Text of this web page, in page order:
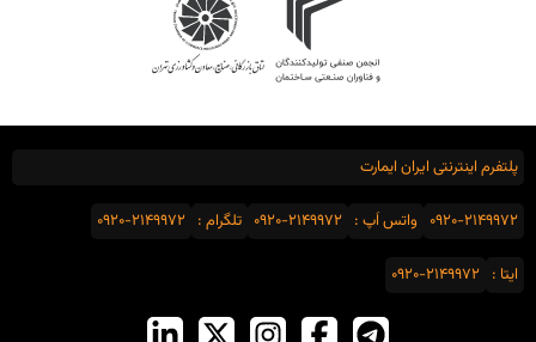
پلتفرم اینترنتی ایران ایمارت
0920-2149972 واتس اَپ : 0920-2149972 تلگرام : 0920-2149972
ایتا : 0920-2149972